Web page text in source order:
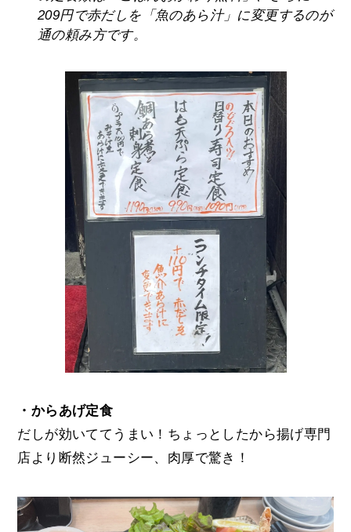
209円で赤だしを「魚のあら汁」に変更するのが
通の頼み方です。
・からあげ定食
だしが効いててうまい！ちょっとしたから揚げ専門
店より断然ジューシー、肉厚で驚き！